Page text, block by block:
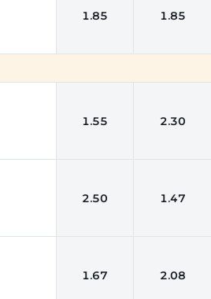
1.85 1.85
1.55 2.30
2.50 1.47
1.67 2.08